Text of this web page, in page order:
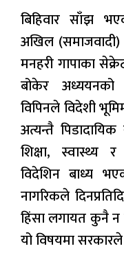
बिहिवार साँझ
अखिल
मनहरी गापाका
बोकेर अध्ययनको
विपिनले विदेशी
अत्यन्तै
शिक्षा, स्वास्थ्य
विदेशिन बाध्य
नागरिकले
हिंसा लगायत कुनै न
यो विषयमा सरकारले